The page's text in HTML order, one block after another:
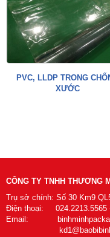
PVC, LLDP TRONG
XƯỚC
CÔNG TY TNHH THƯƠNG
Trụ sở chính: Số 30 Km9
Điện thoại: 024.2213.5565
Email: